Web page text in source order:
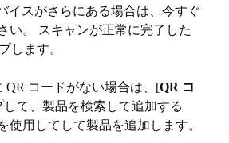
スがさらにある場合は、今すぐ
い。 スキャンが正常に完了した
します。
QR コードがない場合は、[QR コ
して、製品を検索して追加する
使用してして製品を追加します。